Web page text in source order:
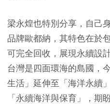
梁永煌也特別分享，自己
品牌歐都納，其特色在於
可完全回收，展現永續設
台灣是四面環海的島國，
生活」延伸至「海洋永續
「永續海洋與保育」，期